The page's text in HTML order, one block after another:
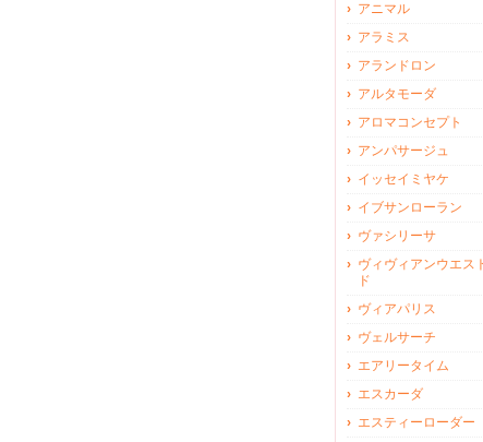
アニマル
アラミス
アランドロン
アルタモーダ
アロマコンセプト
アンパサージュ
イッセイミヤケ
イブサンローラン
ヴァシリーサ
ヴィヴィアンウエス
ド
ヴィアパリス
ヴェルサーチ
エアリータイム
エスカーダ
エスティーローダー